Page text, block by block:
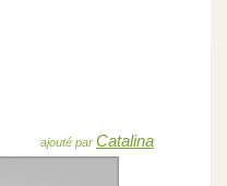
ajouté par Catalina